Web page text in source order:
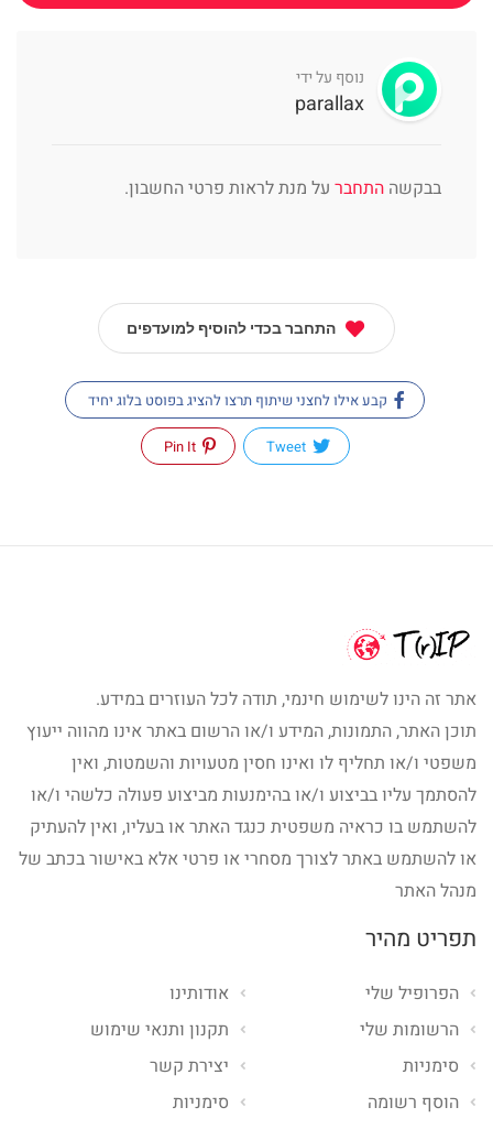
נוסף על ידי
parallax
בבקשה התחבר על מנת לראות פרטי החשבון.
התחבר בכדי להוסיף למועדפים
קבע אילו לחצני שיתוף תרצו להציג בפוסט בלוג יחיד
Tweet
Pin It
אתר זה הינו לשימוש חינמי, תודה לכל העוזרים במידע.
תוכן האתר, התמונות, המידע ו/או הרשום באתר אינו מהווה ייעוץ
משפטי ו/או תחליף לו ואינו חסין מטעויות והשמטות, ואין
להסתמך עליו בביצוע ו/או בהימנעות מביצוע פעולה כלשהי ו/או
להשתמש בו כראיה משפטית כנגד האתר או בעליו, ואין להעתיק
או להשתמש באתר לצורך מסחרי או פרטי אלא באישור בכתב של
מנהל האתר
תפריט מהיר
אודותינו
תקנון ותנאי שימוש
יצירת קשר
סימניות
הפרופיל שלי
הרשומות שלי
סימניות
הוסף רשומה